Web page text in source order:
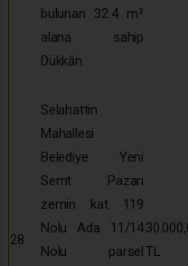
bulunan 32.4 m²
alana sahip
Dükkân
28
Selahattin
Mahallesi
Belediye Yeni
Semt Pazarı
zemin kat 119
Nolu Ada 11/14
Nolu parselTL